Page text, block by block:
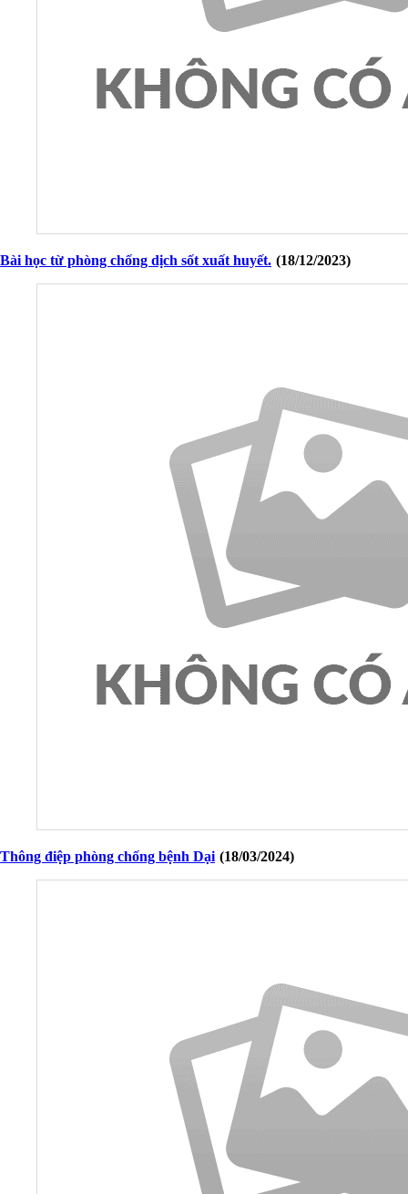
Bài học từ phòng chống dịch sốt xuất huyết. (18/12/2023)
Thông điệp phòng chống bệnh Dại (18/03/2024)